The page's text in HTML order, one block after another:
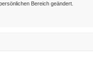
Bereich geändert.